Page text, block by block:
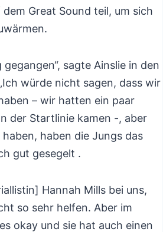
Great Sound teil, um sich
gegangen“, sagte Ainslie in den
würde nicht sagen, dass wir
– wir hatten ein paar
der Startlinie kamen -, aber
haben die Jungs das
gut gesegelt .
Hannah Mills bei uns,
so sehr helfen. Aber im
okay und sie hat auch einen